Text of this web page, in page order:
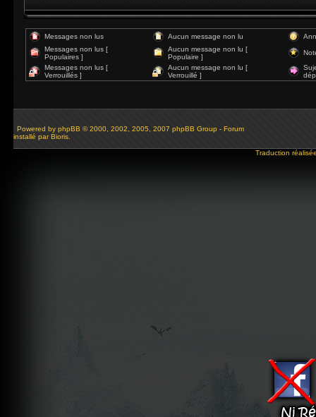
Messages non lus Aucun message non lu
Messages non lus [
Populaires ]
Aucun message non lu [
Populaire ]
Messages non lus [
Verrouillés ]
Aucun message non lu [
Verrouillé ]
Powered by phpBB © 2000, 2002, 2005, 2007 phpBB Group - Forum
installé par Bioris.
Traduction